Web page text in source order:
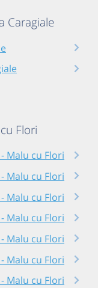
Caragiale
Flori
Malu cu Flori
Malu cu Flori
Malu cu Flori
Malu cu Flori
Malu cu Flori
Malu cu Flori
Malu cu Flori